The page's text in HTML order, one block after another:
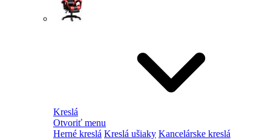
Kreslá
Otvoriť menu
Herné kreslá Kreslá ušiaky Kancelárske kreslá